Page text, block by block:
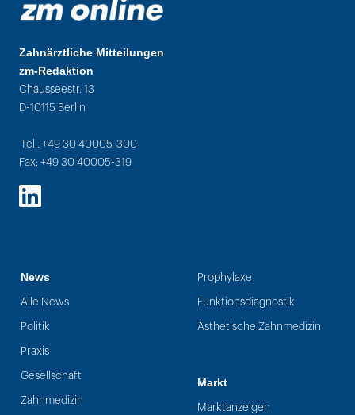
Zahnärztliche Mitteilungen
zm-Redaktion
Chausseestr. 13
D-10115 Berlin
Tel.: +49 30 40005-300
Fax: +49 30 40005-319
LinkedIn
News
Alle News
Politik
Praxis
Gesellschaft
Zahnmedizin
Prophylaxe
Funktionsdiagnostik
Ästhetische Zahnmedizin
Markt
Marktanzeigen